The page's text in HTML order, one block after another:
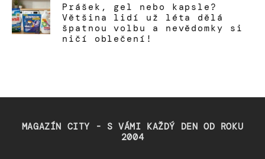
Prášek, gel nebo kapsle?
Většina lidí už léta dělá
špatnou volbu a nevědomky si
ničí oblečení!
MAGAZÍN CITY - S VÁMI KAŽDÝ DEN OD ROKU
2004